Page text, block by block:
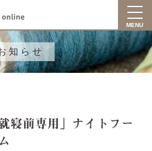
MENU
知らせ
寝前専用」ナイトフー